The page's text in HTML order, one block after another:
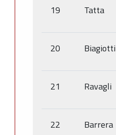
19 Tatta
20 Biagiotti
21 Ravagli
22 Barrera